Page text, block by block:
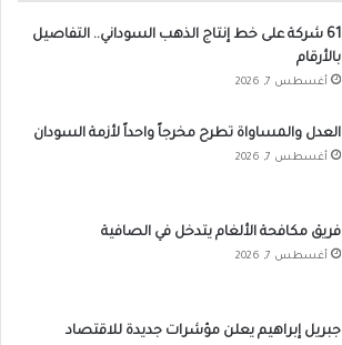
61 شركة على خط إنتاج الذهب السوداني.. التفاصيل
بالأرقام
أغسطس 7, 2026
العدل والمساواة تطرح مخرجاً واحداً لأزمة السودان
أغسطس 7, 2026
فريق مكافحة الألغام يتدخل في الصافية
أغسطس 7, 2026
جبريل إبراهيم يعلن مؤشرات جديدة للاقتصاد